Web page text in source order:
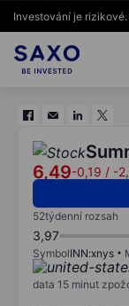
Investování je
6,49-0,19 / -
52týdenní rozsah
3,97
SymbolINN:xnys
data 15 minut